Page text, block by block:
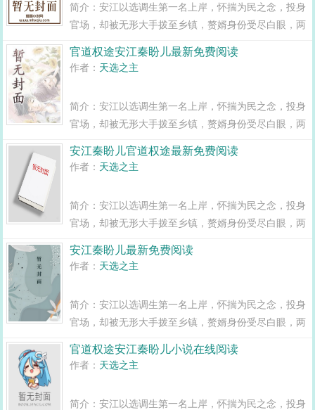
简介：安江以选调生第一名上岸，怀揣为民之念，投身
官场，却被无形大手拨至乡镇，赘婿身份受尽白眼，两
变全县最年轻正科级干部且看安江如何一路横空直撞，
官道权途安江秦盼儿最新免费阅读
作者： 天选之主
简介：安江以选调生第一名上岸，怀揣为民之念，投身
官场，却被无形大手拨至乡镇，赘婿身份受尽白眼，两
变全县最年轻正科级干部且看安江如何一路横空直撞，
安江秦盼儿官道权途最新免费阅读
作者： 天选之主
简介：安江以选调生第一名上岸，怀揣为民之念，投身
官场，却被无形大手拨至乡镇，赘婿身份受尽白眼，两
变全县最年轻正科级干部且看安江如何一路横空直撞，
安江秦盼儿最新免费阅读
作者： 天选之主
简介：安江以选调生第一名上岸，怀揣为民之念，投身
官场，却被无形大手拨至乡镇，赘婿身份受尽白眼，两
变全县最年轻正科级干部且看安江如何一路横空直撞，
官道权途安江秦盼儿小说在线阅读
作者： 天选之主
简介：安江以选调生第一名上岸，怀揣为民之念，投身